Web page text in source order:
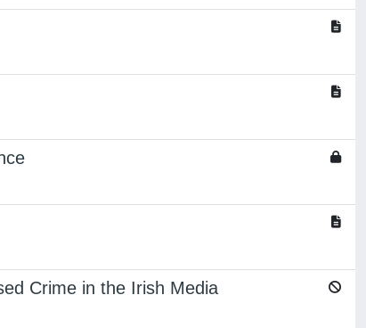
Crime in the Irish Media